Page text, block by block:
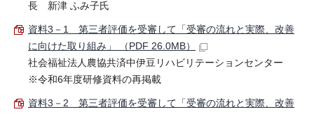
長 新津 ふみ子氏
資料3－1 第三者評価を受審して「受審の流れと実際、改善
に向けた取り組み」 （PDF 26.0MB）
社会福祉法人農協共済中伊豆リハビリテーションセンター
※令和6年度研修資料の再掲載
資料3－2 第三者評価を受審して「受審の流れと実際、改善